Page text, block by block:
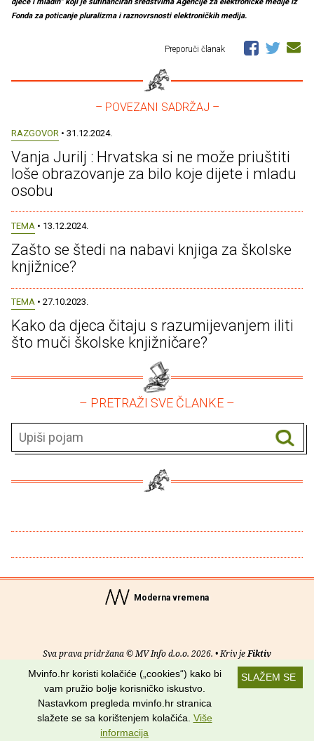
Fonda za poticanje pluralizma i raznovrsnosti elektroničkih medija.
Preporuči članak
– POVEZANI SADRŽAJ –
RAZGOVOR • 31.12.2024.
Vanja Jurilj : Hrvatska si ne može priuštiti
loše obrazovanje za bilo koje dijete i mladu
osobu
TEMA • 13.12.2024.
Zašto se štedi na nabavi knjiga za školske
knjižnice?
TEMA • 27.10.2023.
Kako da djeca čitaju s razumijevanjem iliti
što muči školske knjižničare?
– PRETRAŽI SVE ČLANKE –
Moderna vremena
Sva prava pridržana © MV Info d.o.o. 2026. • Kriv jeFiktiv
Uvjeti korištenja RSS kanali
Potraži nas na:
SLAŽEM SE
Mvinfo.hr koristi kolačiće („cookies“) kako bi
vam pružio bolje korisničko iskustvo.
Nastavkom pregleda mvinfo.hr stranica
slažete se sa korištenjem kolačića. Više
informacija